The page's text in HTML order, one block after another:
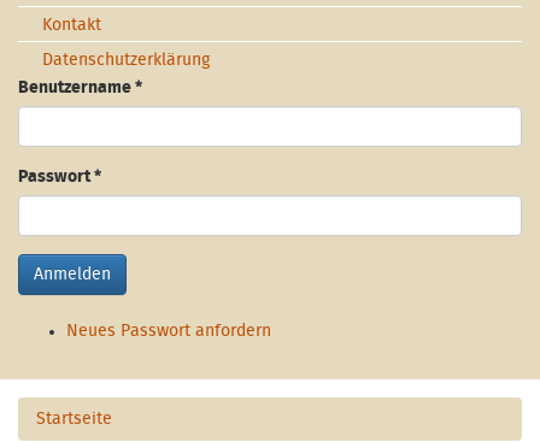
Kontakt
Datenschutzerklärung
Benutzername *
Passwort*
Anmelden
Neues Passwort anfordern
Startseite